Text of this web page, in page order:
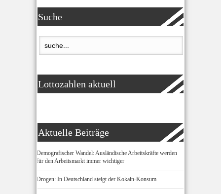
Suche
Lottozahlen aktuell
Aktuelle Beiträge
Demografischer Wandel: Ausländische Arbeitskräfte werden
für den Arbeitsmarkt immer wichtiger
Drogen: In Deutschland steigt der Kokain-Konsum